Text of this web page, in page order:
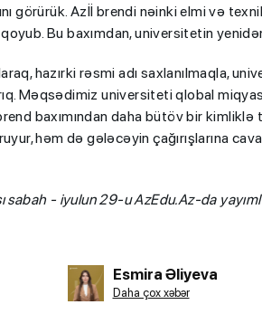
görürük. Azİİ brendi nəinki elmi və
Bu baxımdan, universitetin
hazırki rəsmi adı saxlanılmaqla,
Məqsədimiz universiteti qlobal
baxımından daha bütöv bir
həm də gələcəyin çağırışlarına
sabah - iyulun 29-u AzEdu.Az-da
Esmira Əliyeva
Daha çox xəbər